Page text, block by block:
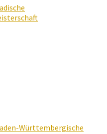
Württembergische